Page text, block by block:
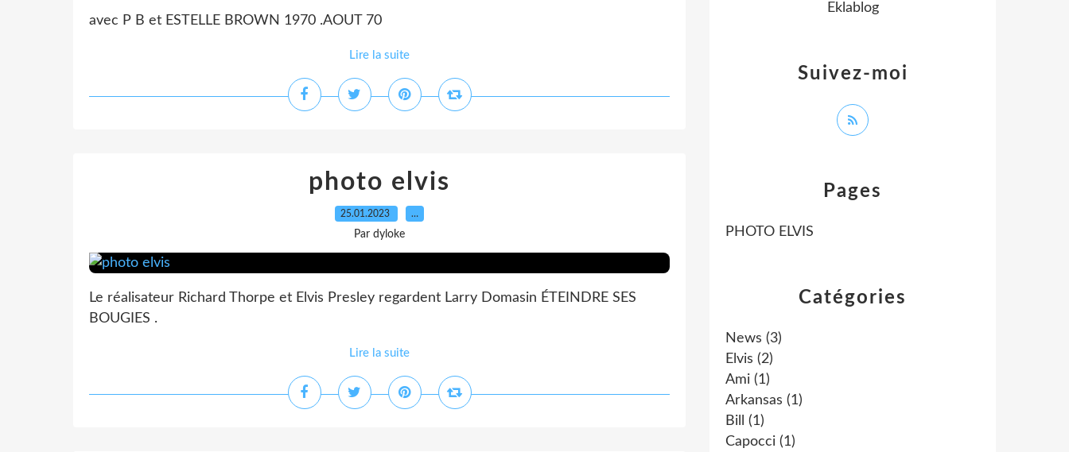
avec P B et ESTELLE BROWN 1970 .AOUT 70
Lire la suite
photo elvis
25.01.2023 …
Par dyloke
Le réalisateur Richard Thorpe et Elvis Presley regardent Larry Domasin ÉTEINDRE SES
BOUGIES .
Lire la suite
Catégories
News (3)
Elvis (2)
Ami (1)
Arkansas (1)
Bill
(1)
Capocci (1)
Pages
PHOTO ELVIS
Suivez-moi
Eklablog